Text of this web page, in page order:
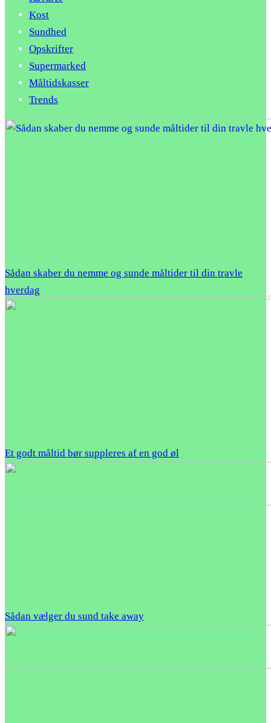
Kost
Sundhed
Opskrifter
Supermarked
Måltidskasser
Trends
Sådan skaber du nemme og sunde måltider til din travle
hverdag
Et godt måltid bør suppleres af en god øl
Sådan vælger du sund take away